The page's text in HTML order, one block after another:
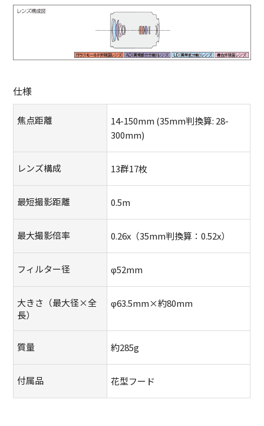
ー
ル
仕様
焦点距離
14-150mm (35mm判換算: 28-
300mm)
レンズ構成 13群17枚
最短撮影距離 0.5m
最大撮影倍率 0.26x（35mm判換算：0.52x）
フィルター径 φ52mm
大きさ（最大径×全
長）
φ63.5mm×約80mm
質量 約285g
付属品 花型フード